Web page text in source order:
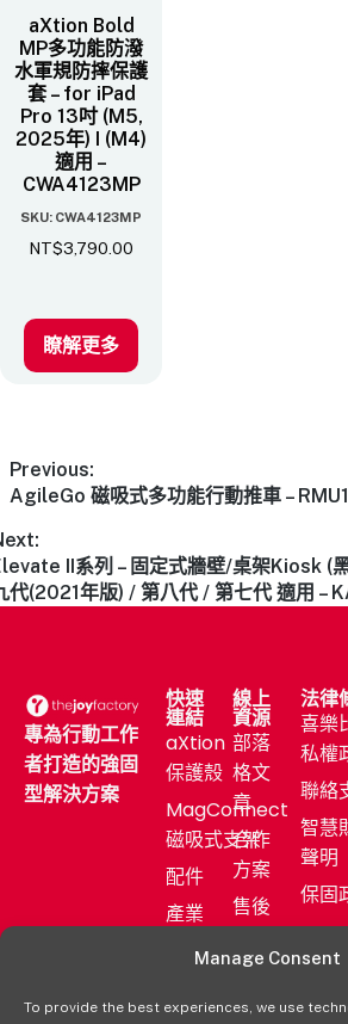
Manage Consent
To provide the best experiences, we use
aXtion Bold
MP多功能防潑
水軍規防摔保護
套 – for iPad
Pro 13吋 (M5,
2025年) I (M4)
適用 –
CWA4123MP
SKU: CWA4123MP
NT$3,790.00
瞭解更多
Previous:
AgileGo 磁吸式多功能行動推車 –
II系列 – 固定式牆壁/桌架Kiosk (
代(2021年版) / 第八代 / 第七代 適用 –
專為行動工作
者打造的強固
型解決方案
快速
連結
aXtion
保護殼
MagConnect
磁吸式支架
配件
產業
aXtion→
線上
資源
部落
格文
章
合作
方案
售後
新聞
發佈
法律
喜樂
私權
聯絡
智慧
聲明
保固